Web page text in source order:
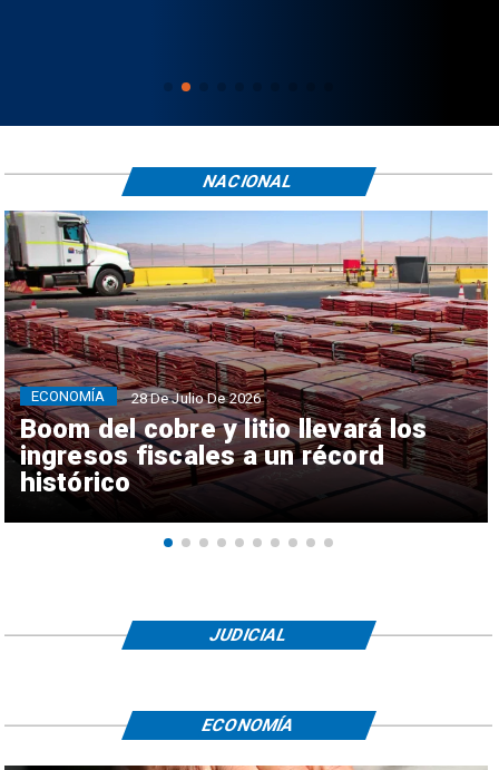
Boom del cobre y litio llevará los
ingresos fiscales a un récord
histórico
ECONOMÍA 28 De Julio De 2026
NACIONAL
JUDICIAL
ECONOMÍA